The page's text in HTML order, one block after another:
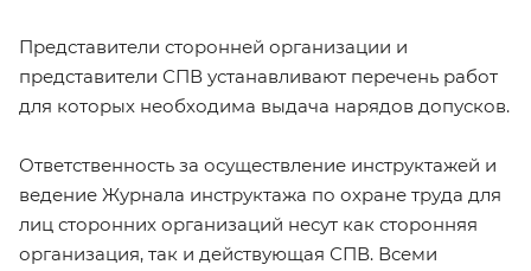
Представители сторонней организации и
представители СПВ устанавливают перечень работ
для которых необходима выдача нарядов допусков.
Ответственность за осуществление инструктажей и
ведение Журнала инструктажа по охране труда для
лиц сторонних организаций несут как сторонняя
организация, так и действующая СПВ. Всеми